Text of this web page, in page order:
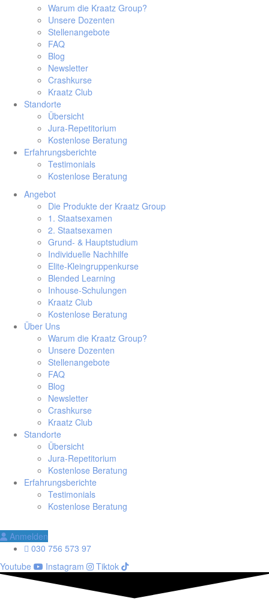
Warum die Kraatz Group?
Unsere Dozenten
Stellenangebote
FAQ
Blog
Newsletter
Crashkurse
Kraatz Club
Standorte
Übersicht
Jura-Repetitorium
Kostenlose Beratung
Erfahrungsberichte
Testimonials
Kostenlose Beratung
Angebot
Die Produkte der Kraatz Group
1. Staatsexamen
2. Staatsexamen
Grund- & Hauptstudium
Individuelle Nachhilfe
Elite-Kleingruppenkurse
Blended Learning
Inhouse-Schulungen
Kraatz Club
Kostenlose Beratung
Über Uns
Warum die Kraatz Group?
Unsere Dozenten
Stellenangebote
FAQ
Blog
Newsletter
Crashkurse
Kraatz Club
Standorte
Übersicht
Jura-Repetitorium
Kostenlose Beratung
Erfahrungsberichte
Testimonials
Kostenlose Beratung
Anmelden
030 756 573 97
Youtube
Instagram Tiktok